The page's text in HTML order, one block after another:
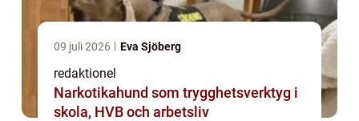
09 juli 2026 Eva Sjöberg
redaktionel
Narkotikahund som trygghetsverktyg i
skola, HVB och arbetsliv